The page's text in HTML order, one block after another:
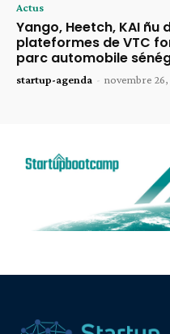
Actus
Yango, Heetch, KAI ñu
plateformes de VTC
parc automobile
startup-agenda - novembre 26,